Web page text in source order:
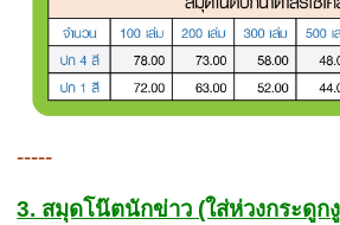
-----
3. สมุดโน๊ตนักข่าว (ใส่ห่วงกระดูก